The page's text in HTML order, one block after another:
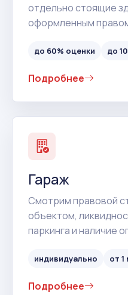
отдельно стоящие
оформленным
до 60% оценки до
Подробнее
Гараж
Смотрим правовой
объектом,
паркинга и наличие
индивидуально от
Подробнее